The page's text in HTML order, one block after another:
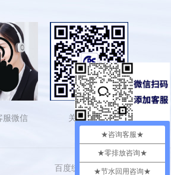
服微信 关注依斯倍
百度统计网站地图
★咨询客服★
★零排放咨询★
★节水回用咨询★